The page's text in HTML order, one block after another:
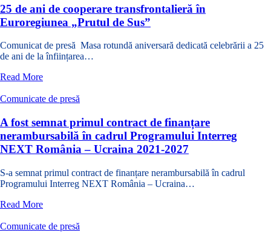
de
la
5-
a
reuniune
Comitetului
de
al
Programului
Interreg
România-
Ucraina
2021–
25 de ani de cooperare transfrontalieră în
Euroregiunea „Prutul de Sus”
Comunicat de presă Masa rotundă aniversară dedicată celebrării a 25
de ani de la înființarea…
Read Moredespre
de
de
cooperare
transfrontalieră
în
„Prutul
de
Comunicate de presă
A fost semnat primul contract de finanțare
nerambursabilă în cadrul Programului Interreg
NEXT România – Ucraina 2021-2027
S-a semnat primul contract de finanțare nerambursabilă în cadrul
Programului Interreg NEXT România – Ucraina…
Read Moredespre
fost
Comunicate de presă